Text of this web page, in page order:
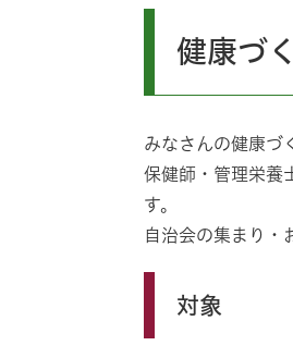
健康づ
みなさんの健康づ
保健師・管理栄養
す。
自治会の集まり・
対象